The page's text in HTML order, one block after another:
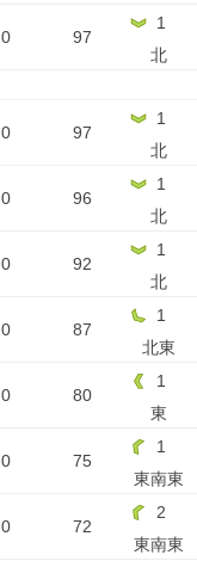
0 97
1
北
0 97
1
北
0 96
1
北
0 92
1
北
0 87
1
北東
0 80
1
東
0 75
1
東南東
0 72
2
東南東